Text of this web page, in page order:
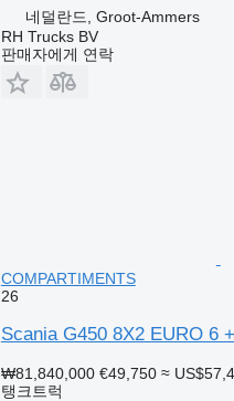
네덜란드, Groot-Ammers
RH Trucks BV
판매자에게 연락
COMPARTIMENTS
26
Scania G450 8X2 EURO 6
₩81,840,000 €49,750 ≈
탱크트럭